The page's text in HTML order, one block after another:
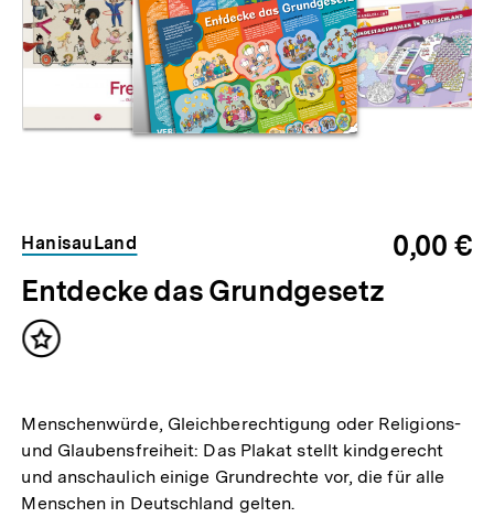
HanisauLand
0,00 €
Entdecke das Grundgesetz
Inhalt
Menschenwürde, Gleichberechtigung oder Religions-
und Glaubensfreiheit: Das Plakat stellt kindgerecht
und anschaulich einige Grundrechte vor, die für alle
Menschen in Deutschland gelten.